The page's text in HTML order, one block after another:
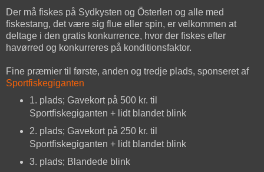
Der må fiskes på Sydkysten og Österlen og alle med
fiskestang, det være sig flue eller spin, er velkommen at
deltage i den gratis konkurrence, hvor der fiskes efter
havørred og konkurreres på konditionsfaktor.
Fine præmier til første, anden og tredje plads, sponseret af
Sportfiskegiganten
1. plads; Gavekort på 500 kr. til
Sportfiskegiganten + lidt blandet blink
2. plads; Gavekort på 250 kr. til
Sportfiskegiganten + lidt blandet blink
3. plads; Blandede blink